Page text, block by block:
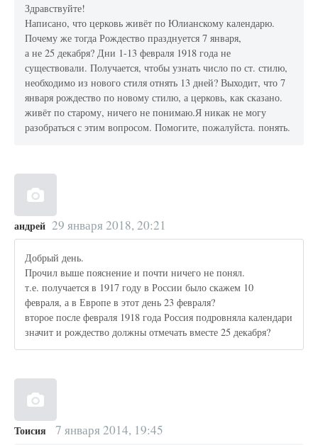
Здравствуйте!
Написано, что церковь живёт по Юлианскому календарю.
Почему же тогда Рождество празднуется 7 января,
а не 25 декабря? Дни 1-13 февраля 1918 года не
существовали. Получается, чтобы узнать число по ст. стилю,
необходимо из нового стиля отнять 13 дней? Выходит, что 7
января рождество по новому стилю, а церковь, как сказано.
живёт по старому, ничего не понимаю.Я никак не могу
разобраться с этим вопросом. Помогите, пожалуйста. понять.
андрей 29 января 2018, 20:21
Добрый день.
Прочил выше пояснение и почти ничего не понял.
т.е. получается в 1917 году в России было скажем 10
февраля, а в Европе в этот день 23 февраля?
второе после февраля 1918 года Россия подровняла календари
значит и рождество должны отмечать вместе 25 декабря?
Тоисия 7 января 2014, 19:45